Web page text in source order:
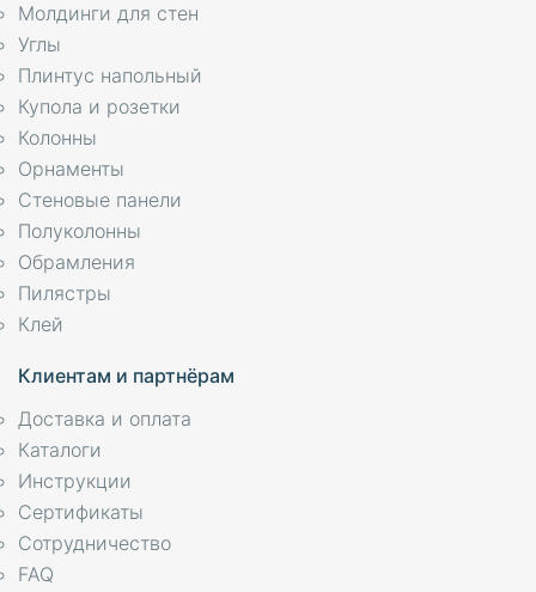
Молдинги для стен
Углы
Плинтус напольный
Купола и розетки
Колонны
Орнаменты
Стеновые панели
Полуколонны
Обрамления
Пилястры
Клей
Клиентам и партнёрам
Доставка и оплата
Каталоги
Инструкции
Сертификаты
Сотрудничество
FAQ